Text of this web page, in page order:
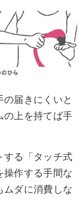
の届きにくいと
の上を持てば手
する「タッチ式
操作する手間な
ムダに消費しな